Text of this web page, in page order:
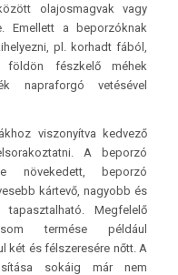
olajosmagvak vagy
Emellett a beporzóknak
pl. korhadt fából,
fészkelő méhek
napraforgó vetésével
viszonyítva kedvező
A beporzó
növekedett, beporzó
kártevő, nagyobb és
Megfelelő
termése például
két és félszeresére nőtt. A
sokáig már nem